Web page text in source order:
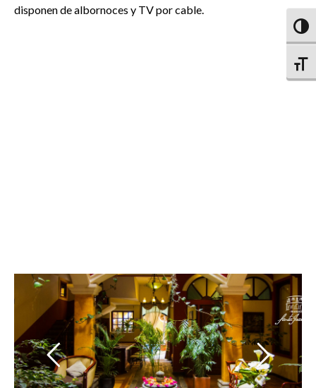
disponen de albornoces y TV por cable.